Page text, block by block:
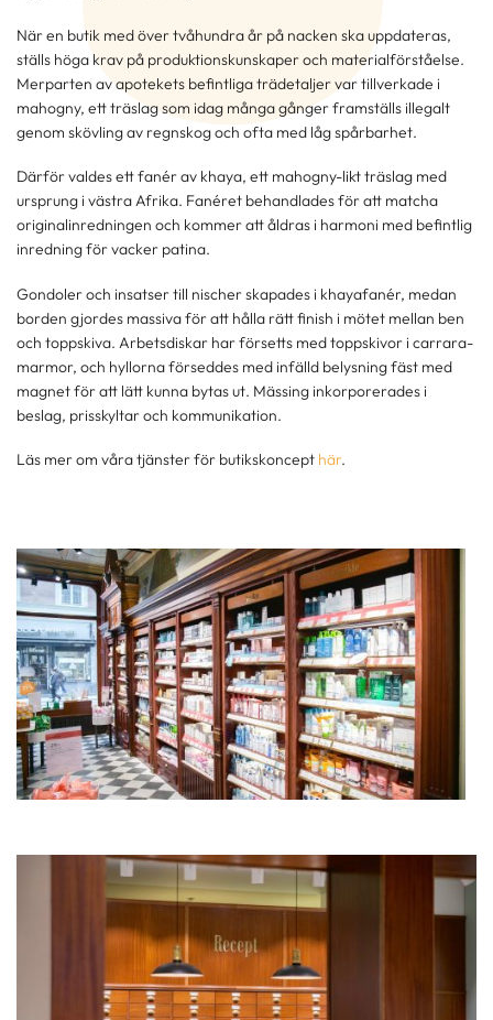
När en butik med över tvåhundra år på nacken ska uppdateras,
ställs höga krav på produktionskunskaper och materialförståelse.
Merparten av apotekets befintliga trädetaljer var tillverkade i
mahogny, ett träslag som idag många gånger framställs illegalt
genom skövling av regnskog och ofta med låg spårbarhet.
Därför valdes ett fanér av khaya, ett mahogny-likt träslag med
ursprung i västra Afrika. Fanéret behandlades för att matcha
originalinredningen och kommer att åldras i harmoni med befintlig
inredning för vacker patina.
Gondoler och insatser till nischer skapades i khayafanér, medan
borden gjordes massiva för att hålla rätt finish i mötet mellan ben
och toppskiva. Arbetsdiskar har försetts med toppskivor i carrara-
marmor, och hyllorna förseddes med infälld belysning fäst med
magnet för att lätt kunna bytas ut. Mässing inkorporerades i
beslag, prisskyltar och kommunikation.
Läs mer om våra tjänster för butikskoncept här.